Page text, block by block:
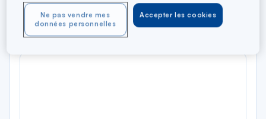
Précédent
AOÛ 2026
N/A*
Aller / Retour — Économique
Accepter les cookies
Ne pas vendre mes
données personnelles